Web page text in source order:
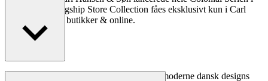
2015. Vores Flagship Store Collection fåes eksklusivt kun i Carl
Hansen & Søns butikker & online.
Læs mere
Ole Wanscher er uløseligt forbundet med moderne dansk designs